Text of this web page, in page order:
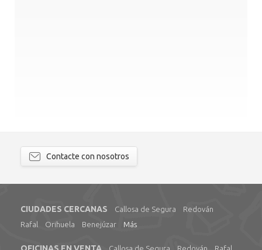
Contacte con nosotros
CIUDADES CERCANAS Callosa de Segura
Redován
Rafal
Orihuela Benejúzar Más
Callosa de Segura Redován
Rafal